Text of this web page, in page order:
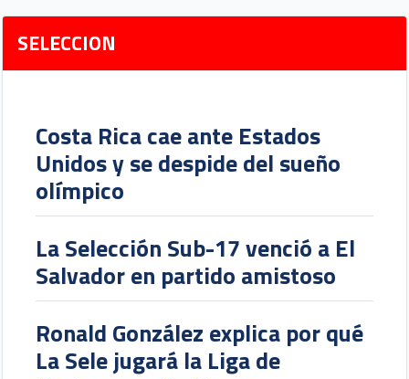
SELECCION
Costa Rica cae ante Estados
Unidos y se despide del sueño
olímpico
La Selección Sub-17 venció a El
Salvador en partido amistoso
Ronald González explica por qué
La Sele jugará la Liga de